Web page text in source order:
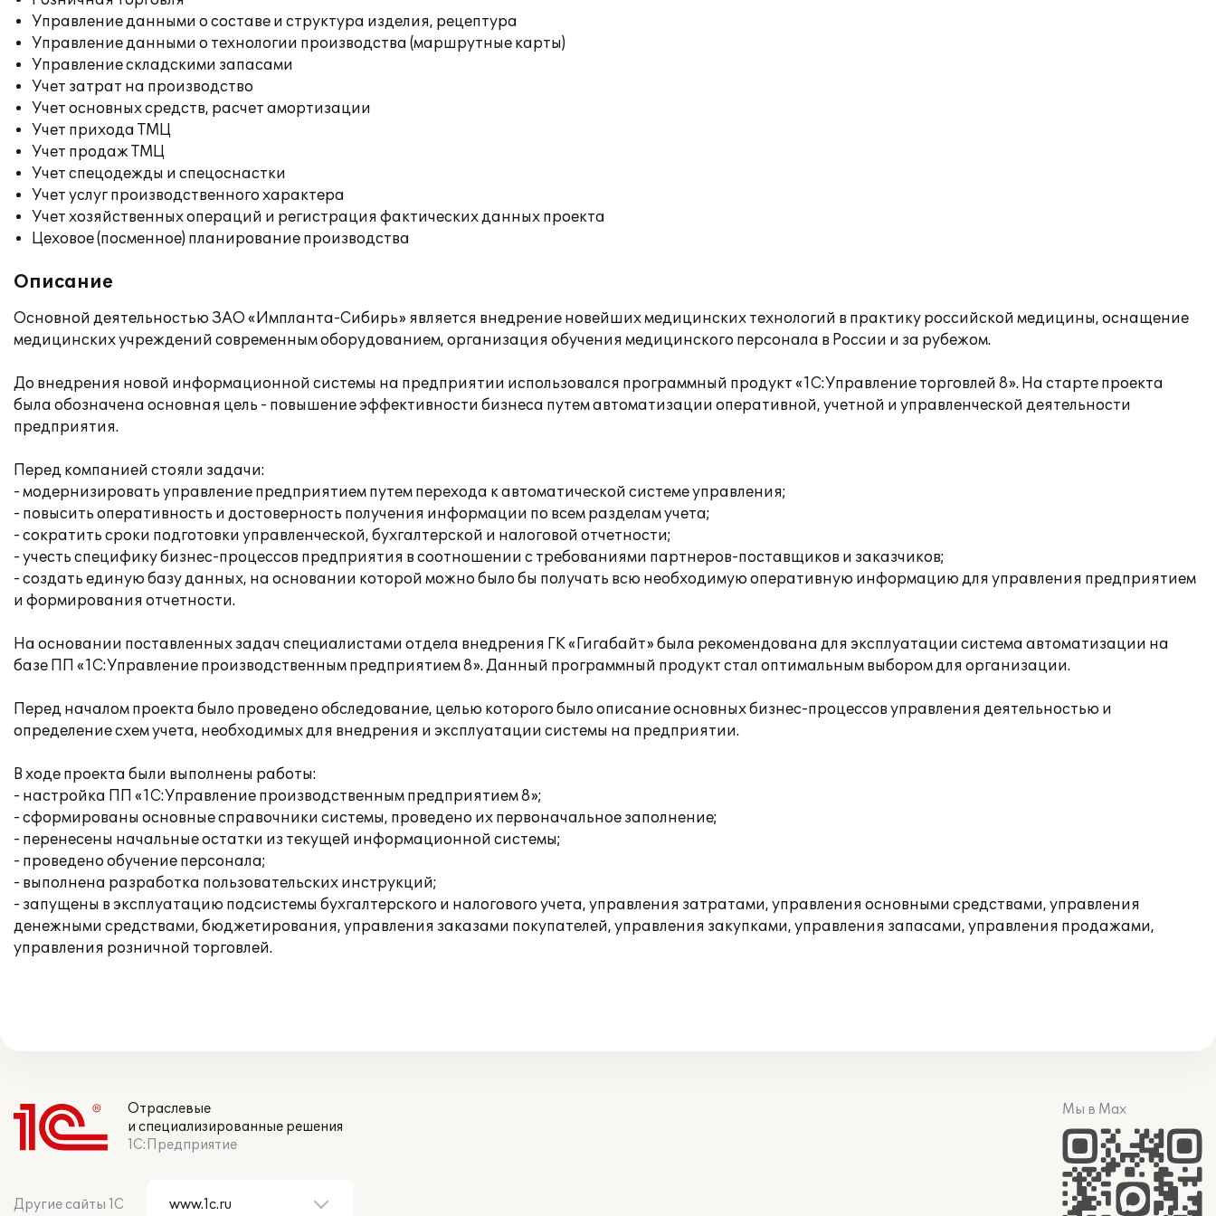
Управление данными о составе и структура изделия, рецептура
Управление данными о технологии производства (маршрутные карты)
Управление складскими запасами
Учет затрат на производство
Учет основных средств, расчет амортизации
Учет прихода ТМЦ
Учет продаж ТМЦ
Учет спецодежды и спецоснастки
Учет услуг производственного характера
Учет хозяйственных операций и регистрация фактических данных проекта
Цеховое (посменное) планирование производства
Описание
Основной деятельностью ЗАО «Импланта-Сибирь» является внедрение новейших медицинских технологий в практику российской медицины, оснащение
медицинских учреждений современным оборудованием, организация обучения медицинского персонала в России и за рубежом.
До внедрения новой информационной системы на предприятии использовался программный продукт «1С:Управление торговлей 8». На старте проекта
была обозначена основная цель - повышение эффективности бизнеса путем автоматизации оперативной, учетной и управленческой деятельности
предприятия.
Перед компанией стояли задачи:
- модернизировать управление предприятием путем перехода к автоматической системе управления;
- повысить оперативность и достоверность получения информации по всем разделам учета;
- сократить сроки подготовки управленческой, бухгалтерской и налоговой отчетности;
- учесть специфику бизнес-процессов предприятия в соотношении с требованиями партнеров-поставщиков и заказчиков;
- создать единую базу данных, на основании которой можно было бы получать всю необходимую оперативную информацию для управления предприятием
и формирования отчетности.
На основании поставленных задач специалистами отдела внедрения ГК «Гигабайт» была рекомендована для эксплуатации система автоматизации на
базе ПП «1С:Управление производственным предприятием 8». Данный программный продукт стал оптимальным выбором для организации.
Перед началом проекта было проведено обследование, целью которого было описание основных бизнес-процессов управления деятельностью и
определение схем учета, необходимых для внедрения и эксплуатации системы на предприятии.
В ходе проекта были выполнены работы:
- настройка ПП «1С:Управление производственным предприятием 8»;
- сформированы основные справочники системы, проведено их первоначальное заполнение;
- перенесены начальные остатки из текущей информационной системы;
- проведено обучение персонала;
- выполнена разработка пользовательских инструкций;
- запущены в эксплуатацию подсистемы бухгалтерского и налогового учета, управления затратами, управления основными средствами, управления
денежными средствами, бюджетирования, управления заказами покупателей, управления закупками, управления запасами, управления продажами,
управления розничной торговлей.
Отраслевые
и специализированные решения
1С:Предприятие
Другие сайты 1С
Мы в Max